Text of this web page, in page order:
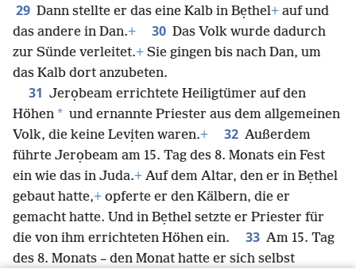
29 Dann stellte er das eine Kalb in Bẹthel+ auf und
das andere in Dan.+ 30 Das Volk wurde dadurch
zur Sünde verleitet.+ Sie gingen bis nach Dan, um
das Kalb dort anzubeten.
31 Jerọbeam errichtete Heiligtümer auf den
Höhen * und ernannte Priester aus dem allgemeinen
Volk, die keine Levịten waren.+ 32 Außerdem
führte Jerọbeam am 15. Tag des 8. Monats ein Fest
ein wie das in Juda.+ Auf dem Altar, den er in Bẹthel
gebaut hatte,+ opferte er den Kälbern, die er
gemacht hatte. Und in Bẹthel setzte er Priester für
die von ihm errichteten Höhen ein.
33 Am 15. Tag
des 8. Monats – den Monat hatte er sich selbst